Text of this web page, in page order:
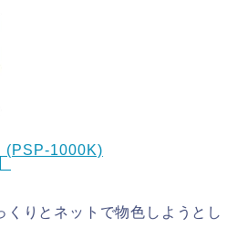
(PSP-1000K)
くりとネットで物色しようとし